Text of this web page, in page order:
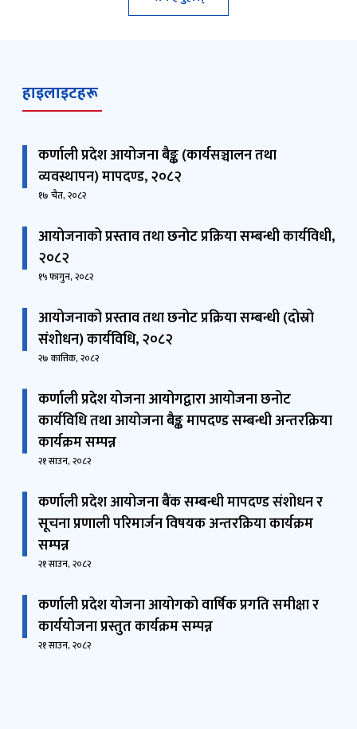
हाइलाइटहरू
कर्णाली प्रदेश आयोजना बैङ्क (कार्यसञ्चालन तथा
व्यवस्थापन) मापदण्ड, २०८२
१७ चैत, २०८२
आयोजनाको प्रस्ताव तथा छनोट प्रक्रिया सम्बन्धी कार्यविधी,
२०८२
१५ फागुन, २०८२
आयोजनाको प्रस्ताव तथा छनोट प्रक्रिया सम्बन्धी (दोस्रो
संशोधन) कार्यविधि, २०८२
२७ कात्तिक, २०८२
कर्णाली प्रदेश योजना आयोगद्वारा आयोजना छनोट
कार्यविधि तथा आयोजना बैङ्क मापदण्ड सम्बन्धी अन्तरक्रिया
कार्यक्रम सम्पन्न
२१ साउन, २०८२
कर्णाली प्रदेश आयोजना बैंक सम्बन्धी मापदण्ड संशोधन र
सूचना प्रणाली परिमार्जन विषयक अन्तरक्रिया कार्यक्रम
सम्पन्न
२१ साउन, २०८२
कर्णाली प्रदेश योजना आयोगको वार्षिक प्रगति समीक्षा र
कार्ययोजना प्रस्तुत कार्यक्रम सम्पन्न
२१ साउन, २०८२